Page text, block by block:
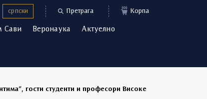
српски Претрага (0) Корпа
Сави Веронаука Актуелно
гости студенти и професори Високе